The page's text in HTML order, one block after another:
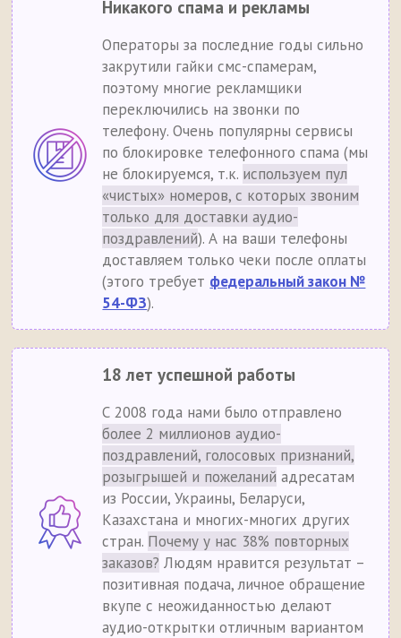
Никакого спама и рекламы
Операторы за последние годы сильно
закрутили гайки смс-спамерам,
поэтому многие рекламщики
переключились на звонки по
телефону. Очень популярны сервисы
по блокировке телефонного спама (мы
не блокируемся, т.к. используем пул
«чистых» номеров, с которых звоним
только для доставки аудио-
поздравлений). А на ваши телефоны
доставляем только чеки после оплаты
(этого требует федеральный закон №
54-ФЗ).
18 лет успешной работы
С 2008 года нами было отправлено
более 2 миллионов аудио-
поздравлений, голосовых признаний,
розыгрышей и пожеланий адресатам
из России, Украины, Беларуси,
Казахстана и многих-многих других
стран. Почему у нас 38% повторных
заказов? Людям нравится результат –
позитивная подача, личное обращение
вкупе с неожиданностью делают
аудио-открытки отличным вариантом